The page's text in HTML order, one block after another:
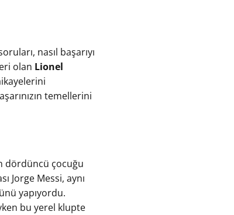
nasıl başarıyı
olan Lionel
temellerini
dördüncü çocuğu
Jorge Messi, aynı
yapıyordu.
bu yerel klupte